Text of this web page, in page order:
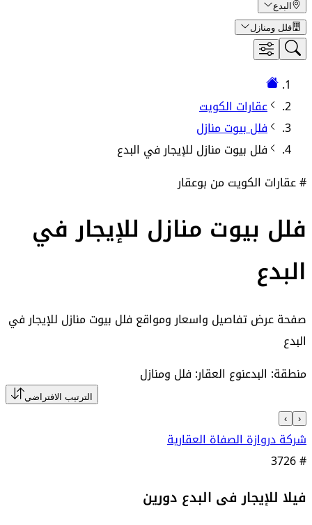
البدع
فلل ومنازل
عقارات الكويت
فلل بيوت منازل
فلل بيوت منازل للإيجار في البدع
# عقارات الكويت من بوعقار
فلل بيوت منازل للإيجار في
البدع
صفحة عرض تفاصيل واسعار ومواقع فلل بيوت منازل للإيجار في
البدع
منطقة: البدعنوع العقار: فلل ومنازل
الترتيب الافتراضي
‹
›
شركة دروازة الصفاة العقارية
3726#
فيلا للإيجار فى البدع دورين